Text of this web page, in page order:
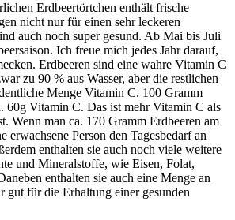
Erdbeertörtchen enthält frische
nicht nur für einen sehr leckeren
auch noch super gesund. Ab Mai bis Juli
Ich freue mich jedes Jahr darauf,
Erdbeeren sind eine wahre Vitamin C
zu 90 % aus Wasser, aber die restlichen
Menge Vitamin C. 100 Gramm
60g Vitamin C. Das ist mehr Vitamin C als
Wenn man ca. 170 Gramm Erdbeeren am
erwachsene Person den Tagesbedarf an
enthalten sie auch noch viele weitere
und Mineralstoffe, wie Eisen, Folat,
enthalten sie auch eine Menge an
gut für die Erhaltung einer gesunden